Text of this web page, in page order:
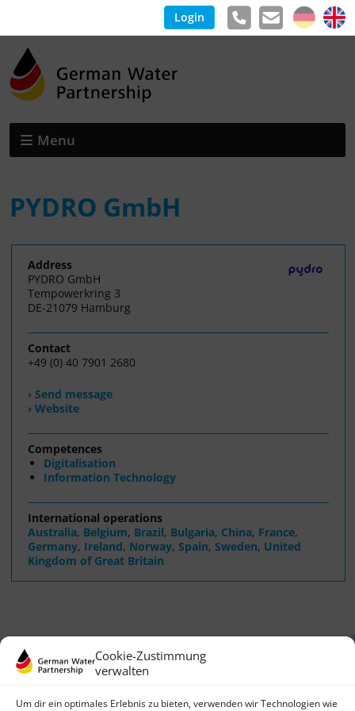
Cookie-Zustimmung
verwalten
Um dir ein optimales Erlebnis zu bieten, verwenden wir Technologien wie
Login
Menu
PYDRO GmbH
Address
PYDRO GmbH
Tempowerkring 3
DE-21079 Hamburg
Contact
+49 (0) 40 7901 2680
› Send message
› Website
Competences
Digitalisation
Information Technology
International operations
Australia, Belgium, Brazil, Bulgaria, China, France,
Germany, Ireland, Norway, Spain, Sweden, United
Kingdom of Great Britain